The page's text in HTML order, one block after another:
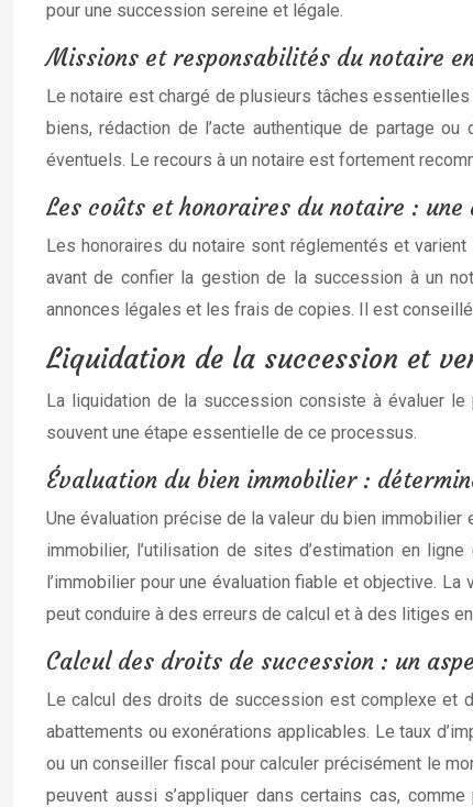
pour une succession sereine et légale.
Missions et responsabilités du notaire
Le notaire est chargé de plusieurs tâches
biens, rédaction de l’acte authentique de partage
éventuels. Le recours à un notaire est fortement
Les coûts et honoraires du notaire : une
Les honoraires du notaire sont réglementés et
avant de confier la gestion de la succession à un
annonces légales et les frais de copies. Il est
Liquidation de la succession et
La liquidation de la succession consiste à évaluer
souvent une étape essentielle de ce processus.
Évaluation du bien immobilier :
Une évaluation précise de la valeur du bien
immobilier, l’utilisation de sites d’estimation en
l’immobilier pour une évaluation fiable et objective.
peut conduire à des erreurs de calcul et à des litiges
Calcul des droits de succession : un
Le calcul des droits de succession est complexe et
abattements ou exonérations applicables. Le taux
ou un conseiller fiscal pour calculer précisément le
peuvent aussi s’appliquer dans certains cas,